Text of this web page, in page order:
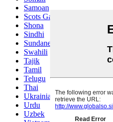
Samoan
Scots Gaelic
Shona
Sindhi
Sundanese
Swahili
Tajik
Tamil
Telugu
Thai
Ukrainian
Urdu
Uzbek